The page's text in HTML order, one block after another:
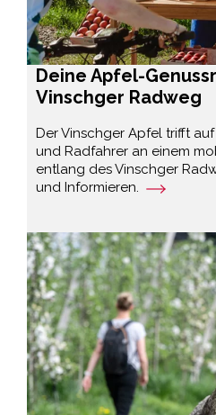
Deine Apfel-
Vinschger Radweg
Der Vinschger Apfel trifft
und Radfahrer an einem
entlang des Vinschger
und Informieren.